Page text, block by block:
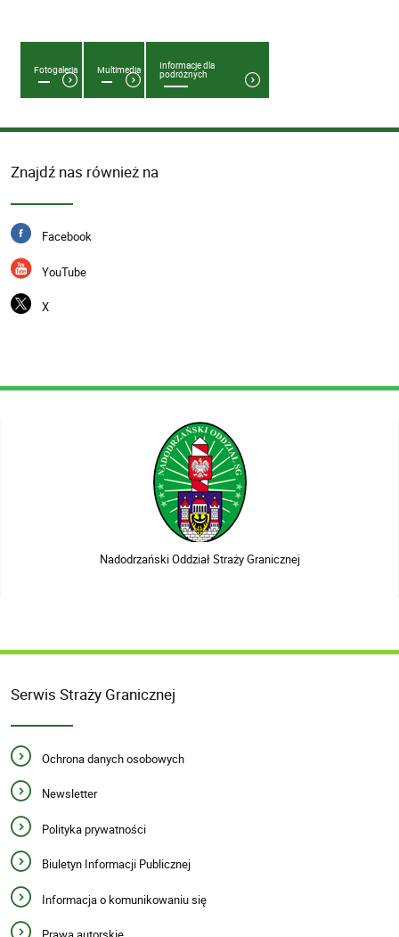
Fotogaleria Multimedia Informacje dla
podróżnych
Znajdź nas również na
Facebook
YouTube
X
Nadodrzański Oddział Straży Granicznej
Serwis Straży Granicznej
Ochrona danych osobowych
Newsletter
Polityka prywatności
Biuletyn Informacji Publicznej
Informacja o komunikowaniu się